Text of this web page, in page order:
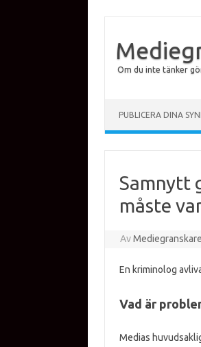
Om du inte tänker
PUBLICERA DINA
Samnytt
måste
Av
En kriminolog
Vad är
Medias